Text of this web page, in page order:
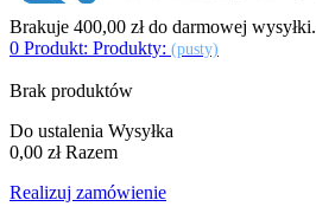
Brakuje 400,00 złdo darmowej wysyłki.
0 Produkt: Produkty: (pusty)
Brak produktów
Do ustalenia Wysyłka
0,00 zł Razem
Realizuj zamówienie